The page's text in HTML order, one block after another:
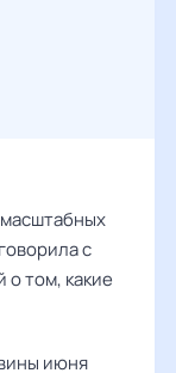
с
том, какие
июня